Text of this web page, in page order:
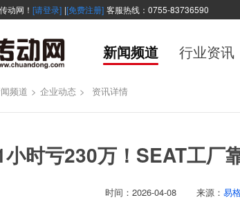
动网！ [请登录] |[免费注册] 客服热线：0755-83736590
新闻频道 行业资讯
频道 > 企业动态 > 资讯详情
小时亏230万！SEAT工厂
时间： 2026-04-08 来源： 易